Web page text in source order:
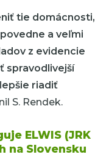
tie domácnosti,
a veľmi
z evidencie
spravodlivejší
riadiť
S. Rendek.
ELWIS (JRK
na Slovensku